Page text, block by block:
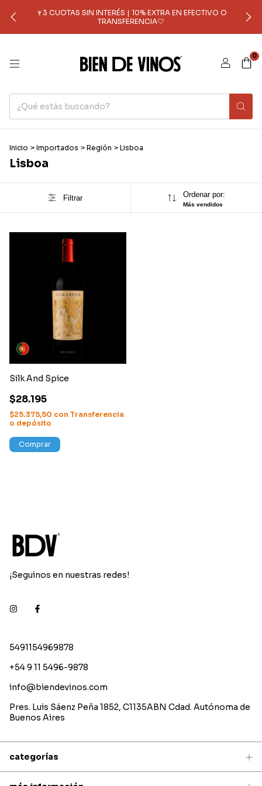
🍷3 CUOTAS SIN INTERÉS | 10% EXTRA EN EFECTIVO O
TRANSFERENCIA🤍
0
Inicio > Importados > Región > Lisboa
Lisboa
Filtrar Ordenar por:
Más vendidos
Silk And Spice
$28.195
$25.375,50 con Transferencia
o depósito
Comprar
¡Seguinos en nuestras redes!
5491154969878
+54 9 11 5496-9878
info@biendevinos.com
Pres. Luis Sáenz Peña 1852, C1135ABN Cdad. Autónoma de
Buenos Aires
categorías